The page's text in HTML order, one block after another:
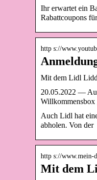
Ihr erwartet ein
Rabattcoupons
http s://
Mit dem Lidl
20.05.2022 —
Willkommensbox
Auch Lidl hat
abholen. Von der
http s://www.mein-
Mit dem